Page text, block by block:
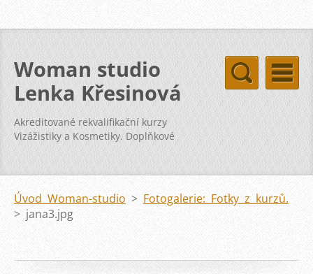
Woman studio
Lenka Křesinová
Akreditované rekvalifikační kurzy
Vizážistiky a Kosmetiky. Doplňkové
kurzy svatba vizáž kosmetika pleť
Úvod Woman-studio > Fotogalerie: Fotky z kurzů.
> jana3.jpg